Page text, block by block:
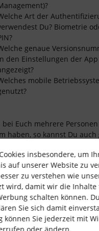
Art der
Du? Biometrie
genaue
den Einstellungen der App
mobile
bei Euch mehrere
haben, so kannst Du auch
gebündelt über das
Wir freuen uns auf
und liebe Grüße
insbesondere, um
auf unserer Website zu
zu verstehen wie
wird, damit wir die Inhalte
schalten können.
Sie sich damit
können Sie jederzeit mit